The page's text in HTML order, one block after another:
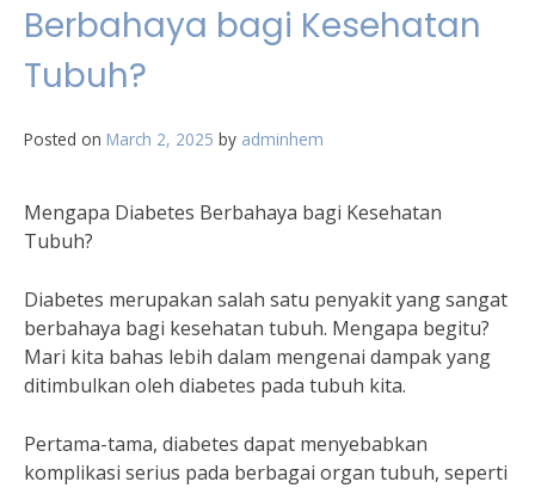
Berbahaya bagi Kesehatan
Tubuh?
Posted on March 2, 2025 by adminhem
Mengapa Diabetes Berbahaya bagi Kesehatan
Tubuh?
Diabetes merupakan salah satu penyakit yang sangat
berbahaya bagi kesehatan tubuh. Mengapa begitu?
Mari kita bahas lebih dalam mengenai dampak yang
ditimbulkan oleh diabetes pada tubuh kita.
Pertama-tama, diabetes dapat menyebabkan
komplikasi serius pada berbagai organ tubuh, seperti